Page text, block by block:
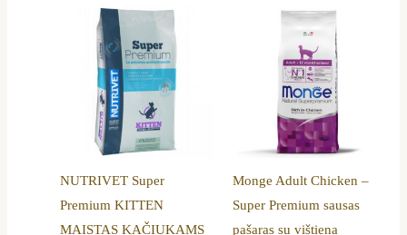
NUTRIVET Super
Premium KITTEN
MAISTAS KAČIUKAMS
Monge Adult Chicken –
Super Premium sausas
pašaras su vištiena